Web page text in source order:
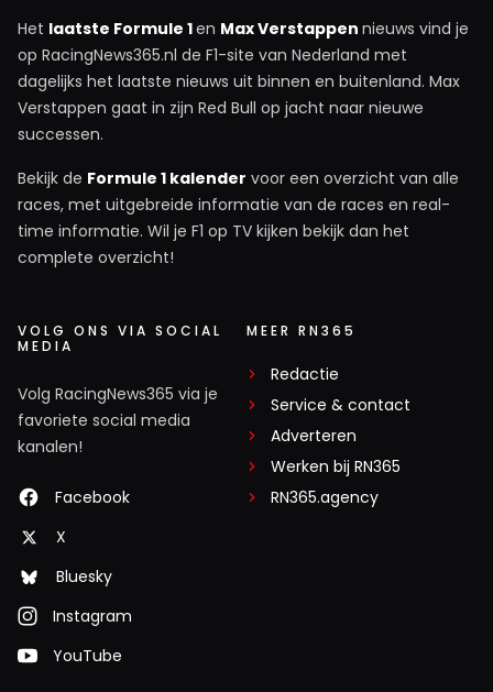
Het laatste Formule 1en Max Verstappen nieuws vind je
op RacingNews365.nl de F1-site van Nederland met
dagelijks het laatste nieuws uit binnen en buitenland. Max
Verstappen gaat in zijn Red Bull op jacht naar nieuwe
successen.
Bekijk de Formule 1 kalender voor een overzicht van alle
races, met uitgebreide informatie van de races en real-
time informatie. Wil je F1 op TV kijken bekijk dan het
complete overzicht!
VOLG ONS VIA SOCIAL
MEDIA
Volg RacingNews365 via je
favoriete social media
kanalen!
Facebook
X
Bluesky
Instagram
YouTube
MEER RN365
Redactie
Service & contact
Adverteren
Werken bij RN365
RN365.agency